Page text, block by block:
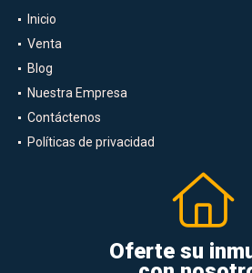
Inicio
Venta
Blog
Nuestra Empresa
Contáctenos
Políticas de privacidad
Oferte su